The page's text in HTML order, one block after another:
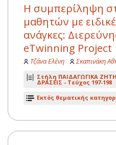
Η συμπερίληψη
μαθητών με
ανάγκες:
eTwinning Project
Τζάνα Ελένη Σκαπινάκη
Στήλη ΠΑΙΔΑΓΩΓΙΚΑ
ΔΡΑΣΕΙΣ - Τεύχος 197-198
Εκτός θεματικής